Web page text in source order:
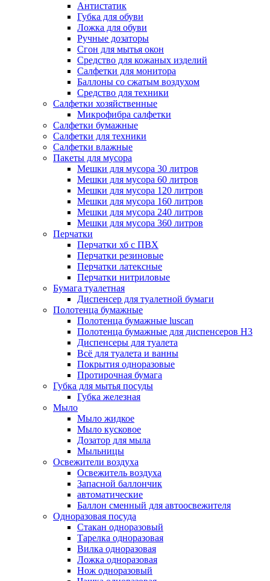
Антистатик
Губка для обуви
Ложка для обуви
Ручные дозаторы
Сгон для мытья окон
Средство для кожаных изделий
Салфетки для монитора
Баллоны со сжатым воздухом
Средство для техники
Салфетки хозяйственные
Микрофибра салфетки
Салфетки бумажные
Салфетки для техники
Салфетки влажные
Пакеты для мусора
Мешки для мусора 30 литров
Мешки для мусора 60 литров
Мешки для мусора 120 литров
Мешки для мусора 160 литров
Мешки для мусора 240 литров
Мешки для мусора 360 литров
Перчатки
Перчатки хб с ПВХ
Перчатки резиновые
Перчатки латексные
Перчатки нитриловые
Бумага туалетная
Диспенсер для туалетной бумаги
Полотенца бумажные
Полотенца бумажные luscan
Полотенца бумажные для диспенсеров H3
Диспенсеры для туалета
Всё для туалета и ванны
Покрытия одноразовые
Протирочная бумага
Губка для мытья посуды
Губка железная
Мыло
Мыло жидкое
Мыло кусковое
Дозатор для мыла
Мыльницы
Освежители воздуха
Освежитель воздуха
Запасной баллончик
автоматические
Баллон сменный для автоосвежителя
Одноразовая посуда
Стакан одноразовый
Тарелка одноразовая
Вилка одноразовая
Ложка одноразовая
Нож одноразовый